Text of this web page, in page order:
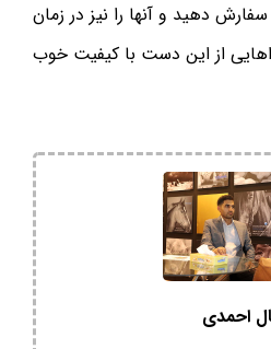
دهید و آنها را نیز در زمان
از این دست با کیفیت خوب
احمدی